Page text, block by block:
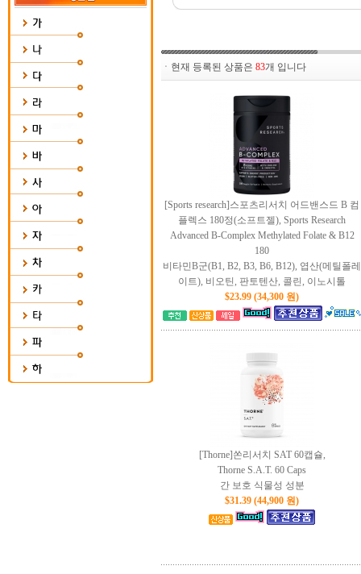
ㆍ현재 등록된 상품은 83개 입니다
[Sports research]스포츠리서치 어드밴스드 B 컴
플렉스 180정(소프트젤), Sports Research
Advanced B-Complex Methylated Folate & B12
180
비타민B군(B1, B2, B3, B6, B12), 엽산(메틸폴레
이트), 비오틴, 판토텐산, 콜린, 이노시톨
$23.99 (34,300 원)
[Thorne]쏜리서치 SAT 60캡슐,
Thorne S.A.T. 60 Caps
간 보호 식물성 성분
$31.39 (44,900 원)